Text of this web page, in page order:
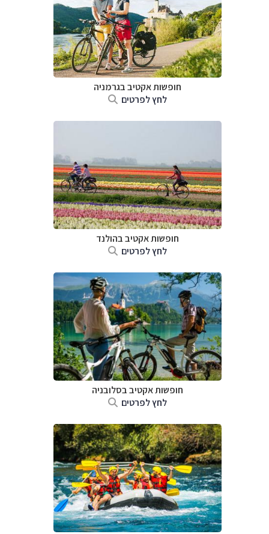
חופשות אקטיב בגרמניה
לחץ לפרטים
חופשות אקטיב בהולנד
לחץ לפרטים
חופשות אקטיב בסלובניה
לחץ לפרטים